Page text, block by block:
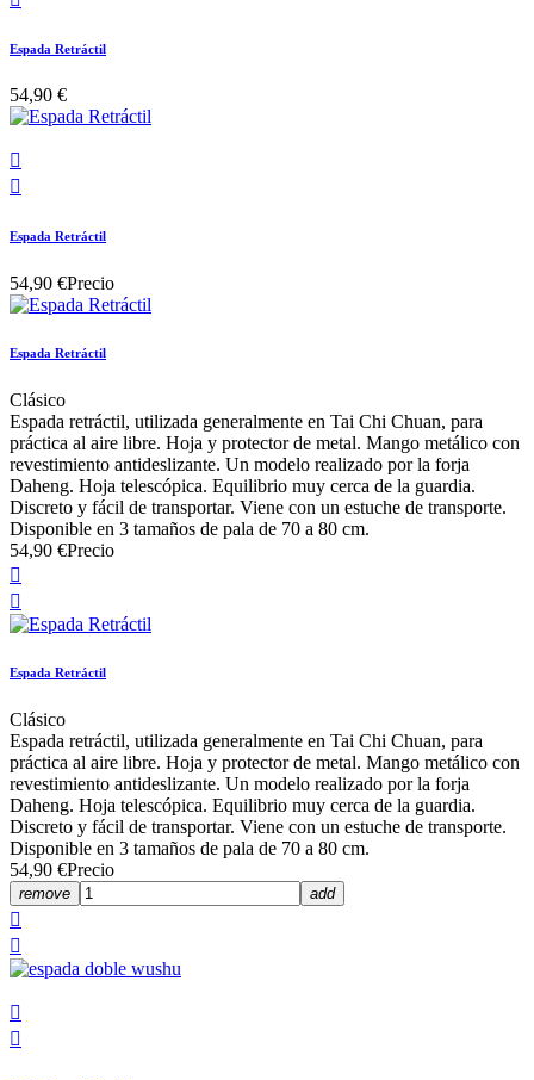
Espada Retráctil
54,90 €


Espada Retráctil
54,90 €Precio
Espada Retráctil
Clásico
Espada retráctil, utilizada generalmente en Tai Chi Chuan, para
práctica al aire libre. Hoja y protector de metal. Mango metálico con
revestimiento antideslizante. Un modelo realizado por la forja
Daheng. Hoja telescópica. Equilibrio muy cerca de la guardia.
Discreto y fácil de transportar. Viene con un estuche de transporte.
Disponible en 3 tamaños de pala de 70 a 80 cm.
54,90 €Precio


Espada Retráctil
Clásico
Espada retráctil, utilizada generalmente en Tai Chi Chuan, para
práctica al aire libre. Hoja y protector de metal. Mango metálico con
revestimiento antideslizante. Un modelo realizado por la forja
Daheng. Hoja telescópica. Equilibrio muy cerca de la guardia.
Discreto y fácil de transportar. Viene con un estuche de transporte.
Disponible en 3 tamaños de pala de 70 a 80 cm.
54,90 €Precio
remove add



